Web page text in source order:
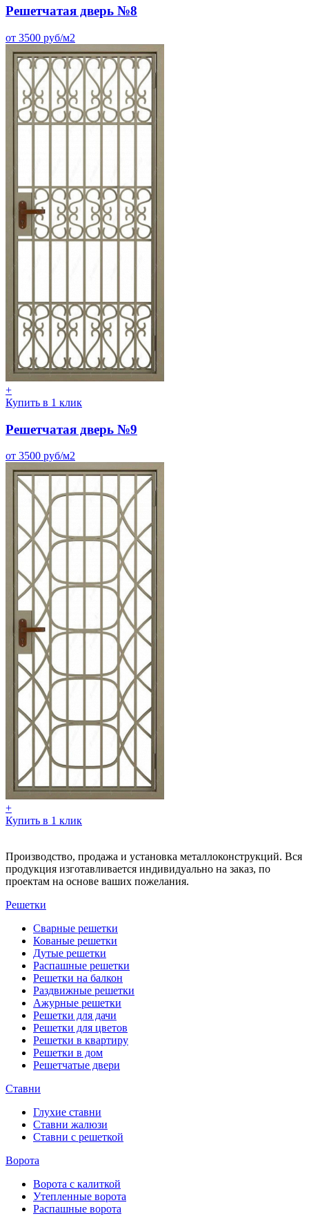
Решетчатая дверь №8
от 3500 руб/м2
+
Купить в 1 клик
Решетчатая дверь №9
от 3500 руб/м2
+
Купить в 1 клик
Производство, продажа и установка металлоконструкций. Вся
продукция изготавливается индивидуально на заказ, по
проектам на основе ваших пожелания.
Решетки
Сварные решетки
Кованые решетки
Дутые решетки
Распашные решетки
Решетки на балкон
Раздвижные решетки
Ажурные решетки
Решетки для дачи
Решетки для цветов
Решетки в квартиру
Решетки в дом
Решетчатые двери
Ставни
Глухие ставни
Ставни жалюзи
Ставни с решеткой
Ворота
Ворота с калиткой
Утепленные ворота
Распашные ворота